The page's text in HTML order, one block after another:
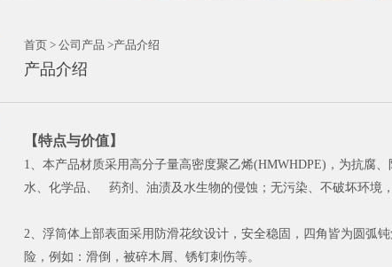
首页 > 公司产品 >产品介绍
产品介绍
【特点与价值】
1、本产品材质采用高分子量高密度聚乙烯(HMWHDPE)，为抗腐
水、化学品、 药剂、油渍及水生物的侵蚀；无污染、不破坏环境
2、浮筒体上部表面采用防滑花纹设计，安全稳固，四角皆为圆弧
险，例如：滑倒，被碎木屑、锈钉刺伤等。